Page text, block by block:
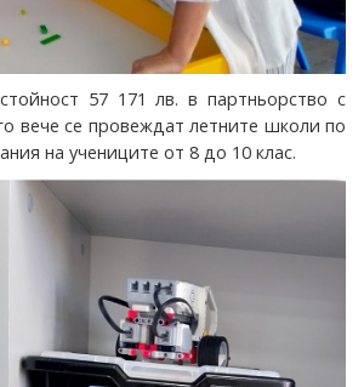
57 171 лв. в партньорство с
вече се провеждат летните школи по
на учениците от 8 до 10 клас.